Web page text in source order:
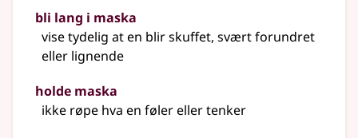
bli lang i maska
vise tydelig at en blir skuffet, svært forundret
eller lignende
holde maska
ikke røpe hva en følerellertenker